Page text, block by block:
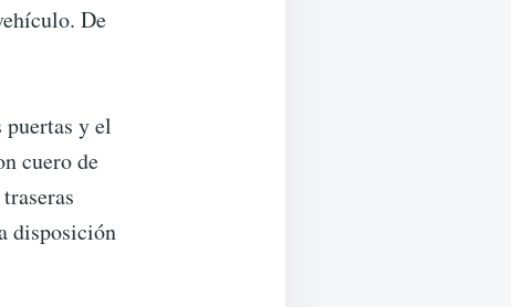
De
puertas y el
cuero de
disposición